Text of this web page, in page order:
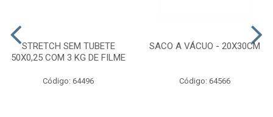
STRETCH SEM TUBETE
50X0,25 COM 3 KG DE FILME
Código: 64496
SACO A VÁCUO - 20X30CM
Código: 64566